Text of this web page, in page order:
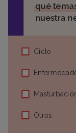
qué
nuestra
Ciclo
Otros